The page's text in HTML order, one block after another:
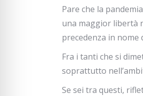
Pare che la
una maggior libertà
precedenza in nome
Fra i tanti che si
soprattutto
Se sei tra questi,